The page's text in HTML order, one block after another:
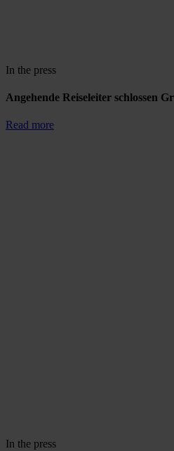
In the press
Angehende Reiseleiter schlossen
Read more
In the press